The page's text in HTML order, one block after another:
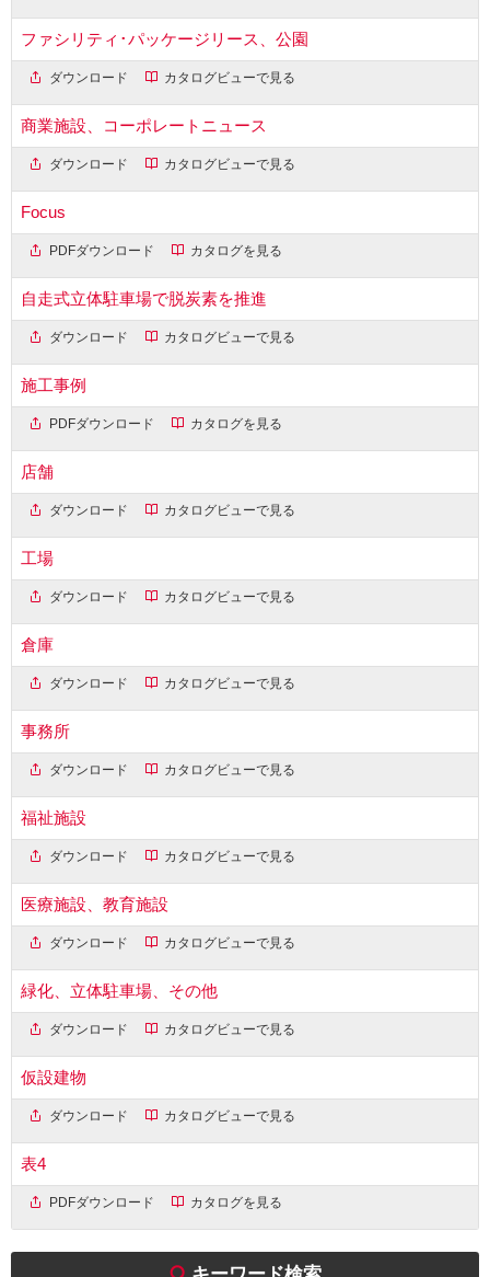
ファシリティ･パッケージリース、公園
ダウンロード カタログビューで見る
商業施設、コーポレートニュース
ダウンロード カタログビューで見る
Focus
PDFダウンロード カタログを見る
自走式立体駐車場で脱炭素を推進
ダウンロード カタログビューで見る
施工事例
PDFダウンロード カタログを見る
店舗
ダウンロード カタログビューで見る
工場
ダウンロード カタログビューで見る
倉庫
ダウンロード カタログビューで見る
事務所
ダウンロード カタログビューで見る
福祉施設
ダウンロード カタログビューで見る
医療施設、教育施設
ダウンロード カタログビューで見る
緑化、立体駐車場、その他
ダウンロード カタログビューで見る
仮設建物
ダウンロード カタログビューで見る
表4
PDFダウンロード カタログを見る